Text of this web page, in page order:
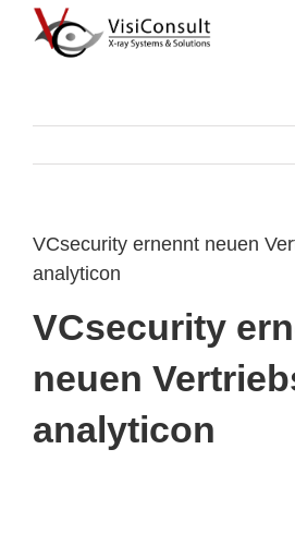
springen
VCsecurity ernennt neuen
analyticon
VCsecurity
neuen
analyticon